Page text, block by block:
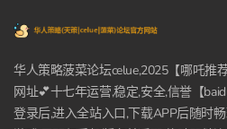
华人策略菠菜论坛celue,2025【哪吒推
网址💕十七年运营,稳定,安全,信誉【
登录后,进入全站入口,下载APP后随时